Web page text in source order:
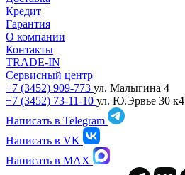
Кредит
Гарантия
О компании
Контакты
TRADE-IN
Сервисный центр
+7 (3452) 909-773 ул. Малыгина 4
+7 (3452) 73-11-10 ул. Ю.Эрвье 30 к4
Написать в Telegram
Написать в VK
Написать в MAX